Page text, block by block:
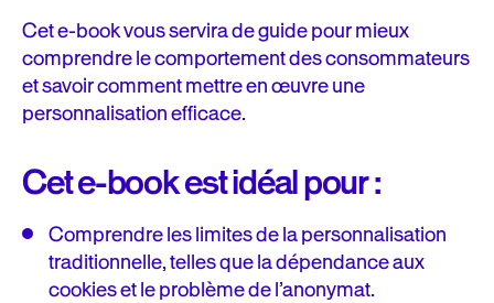
Cet e-book vous servira de guide pour mieux
comprendre le comportement des consommateurs
et savoir comment mettre en œuvre une
personnalisation efficace.
Cet e-book est idéal pour :
Comprendre les limites de la personnalisation
traditionnelle, telles que la dépendance aux
cookies et le problème de l’anonymat.